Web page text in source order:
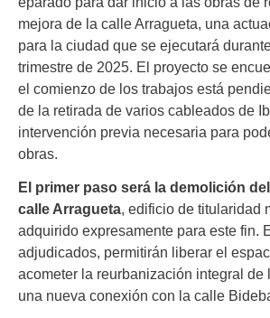
mejora de la calle Arragueta, una
para la ciudad que se ejecutará
trimestre de 2025. El proyecto se
el comienzo de los trabajos está
de la retirada de varios cableados de
intervención previa necesaria para
obras.
El primer paso será la demolición
calle Arragueta , edificio de titularidad
adquirido expresamente para este fin.
adjudicados, permitirán liberar el
acometer la reurbanización integral de
una nueva conexión con la calle